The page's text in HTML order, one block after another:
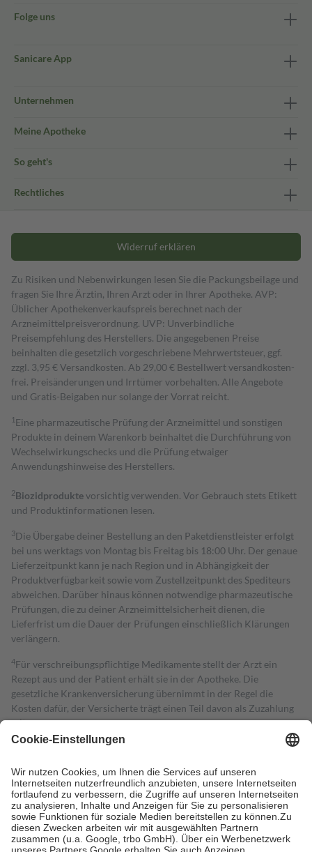
Folge uns
Sanicare App
Unternehmen
Meine Apotheke
So geht's
Rechtliches
Widerruf erklären
Zu Risiken und Nebenwirkungen lesen Sie die Packungsbeilage und
fragen Sie Ihre Ärztin, Ihren Arzt oder in Ihrer Apotheke. AVP:
Üblicher Apothekenverkaufspreis berechnet nach der
Arzneimittelpreisverordnung. UVP: Unverbindliche
Preisempfehlung des Herstellers. Die angegebenen Preise
beinhalten die gesetzlich vorgeschriebene Mehrwertsteuer, ggf.
zzgl. 3,95 € Versandkosten. Ab 29,00 € Bestell­wert versand­kosten­
frei. Preisänderungen und Irrtümer vorbehalten. Alle Angebote
und Gratis-Beigaben nur solange der Vorrat reicht.
1 Eine pharmazeutische Prüfung der Arzneimittel und sonstigen
Produkte in deinem Warenkorb beinhaltet die Durchführung von
Wechselwirkungschecks und die Prüfung etwaiger
Anwendungshinweise des Herstellers.
2Biozidproduktevorsichtig verwenden. Vor Gebrauch stets Etikett
und Produktinformationen lesen.
3Die Übergabe deiner Bestellung an den Paketdienstleister erfolgt
bei uns werktags von Montag bis Freitag bis 18:00 Uhr. Der genaue
Lieferzeitpunkt kann je nach Region und in Abhängigkeit der
Produktverfügbarkeit sowie vom Zustellzeitpunkt des Spediteurs
abweichen. Darüber hinaus können notwendige pharmazeutische
Prüfungen, die zu deiner Arzneimittelsicherheit dienen, die
Lieferfrist um die Dauer der Prüfungen einschließlich Klärungen
verlängern.
4Für verschreibungspflichtige Medikamente stellt der Arzt ein
Rezept aus und der Patient erhält sie in der Apotheke. Die
gesetzliche Krankenversicherung übernimmt in der Regel die
Kosten dafür, der Versicherte trägt einen Teil davon als Zuzahlung
mit.
Grundsätzlich leisten Mitglieder Zuzahlungen in Höhe von zehn
höchstens zehn Euro.
Es sind jedoch nie mehr als die tatsächlichen
Kosten der Leistung zu entrichten.
Diese Regeln gelten grundsätzlich auch für Online-Apotheken.
Bei Heilmitteln und häuslicher Krankenpflege beträgt die
Zuzahlung zehn Prozent der Kosten sowie zehn Euro je
Verordnung.